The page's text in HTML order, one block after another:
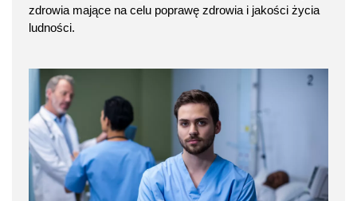
zdrowia mające na celu poprawę zdrowia i jakości życia
ludności.